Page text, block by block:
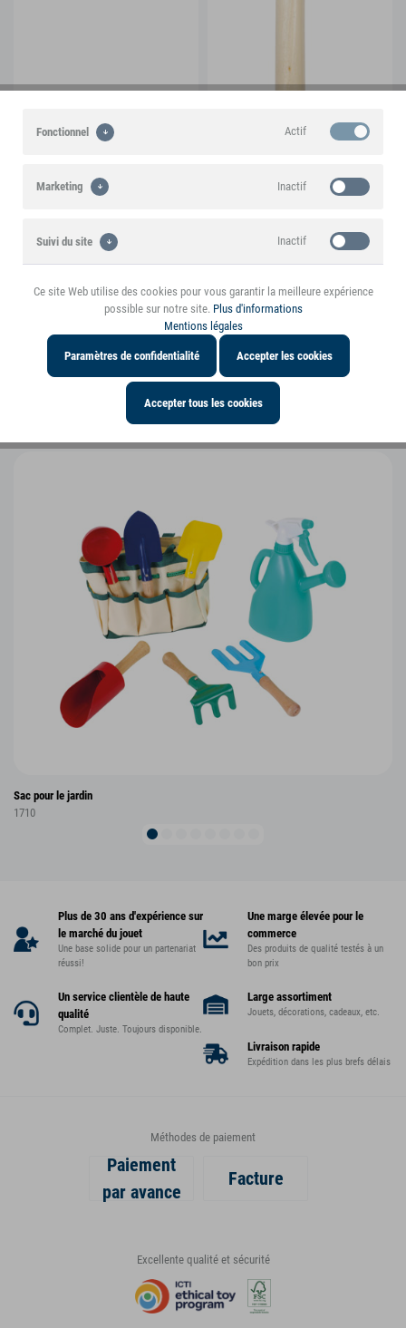
Un produit de la marque small foot
Vous pourriez également être intéressé par
les articles suivants
Sac pour le jardin
1710
Plus de 30 ans d'expérience sur
le marché du jouet
Une base solide pour un partenariat
réussi!
Une marge élevée pour le
commerce
Des produits de qualité testés à un
bon prix
Un service clientèle de haute
qualité
Complet. Juste. Toujours disponible.
Large assortiment
Jouets, décorations, cadeaux, etc.
Livraison rapide
Expédition dans les plus brefs délais
Méthodes de paiement
Paiement
par avance
Facture
Excellente qualité et sécurité
Fonctionnel Actif
Marketing Inactif
Suivi du site Inactif
Personnalisation Inactif
Ce site Web utilise des cookies pour vous garantir la meilleure expérience
possible sur notre site. Plus d'informations
Mentions légales
Paramètres de confidentialité Accepter les cookies
Accepter tous les cookies